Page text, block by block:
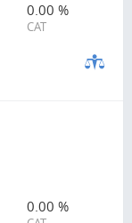
0.00 %
CAT
0.00 %